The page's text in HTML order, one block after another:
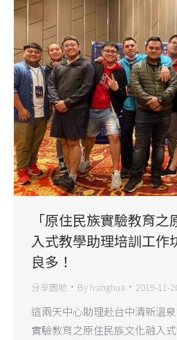
「原住民族實驗教育
入式教學助理培訓工作
良多！
分享園地 By hsinghua 2019-11-
這兩天中心助理赴台中清新溫
實驗教育之原住民族文化融入